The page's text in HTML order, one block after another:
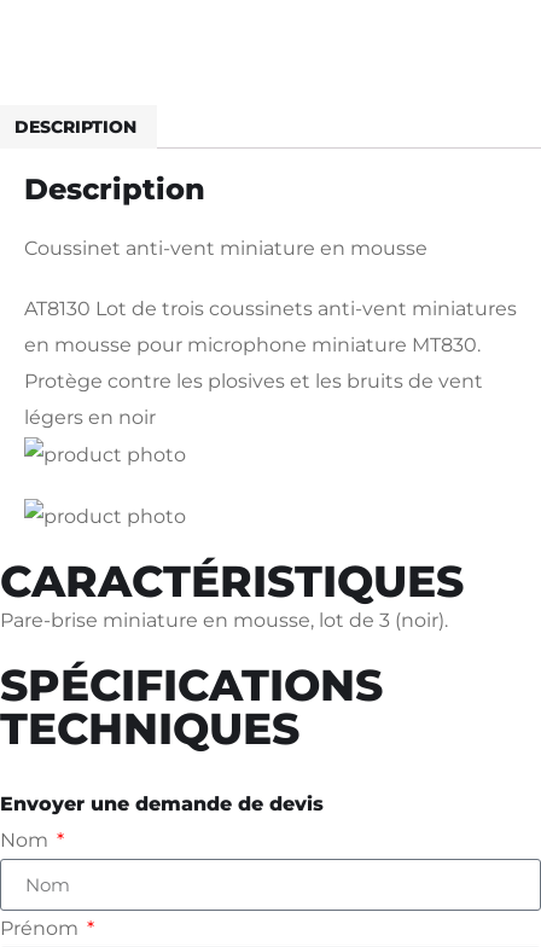
DESCRIPTION
Description
Coussinet anti-vent miniature en mousse
AT8130 Lot de trois coussinets anti-vent miniatures
en mousse pour microphone miniature MT830.
Protège contre les plosives et les bruits de vent
légers en noir
CARACTÉRISTIQUES
Pare-brise miniature en mousse, lot de 3 (noir).
SPÉCIFICATIONS
TECHNIQUES
Envoyer une demande de devis
Nom
Prénom